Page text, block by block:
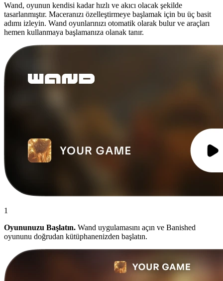
Wand, oyunun kendisi kadar hızlı ve akıcı olacak şekilde
tasarlanmıştır. Maceranızı özelleştirmeye başlamak için bu üç basit
adımı izleyin. Wand oyunlarınızı otomatik olarak bulur ve araçları
hemen kullanmaya başlamanıza olanak tanır.
1
Oyununuzu Başlatın. Wand uygulamasını açın ve Banished
oyununu doğrudan kütüphanenizden başlatın.